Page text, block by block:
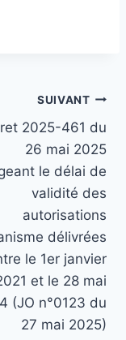
SUIVANT
2025-461 du
26 mai 2025
le délai de
validité des
autorisations
délivrées
le 1er janvier
et le 28 mai
(JO n°0123 du
27 mai 2025)